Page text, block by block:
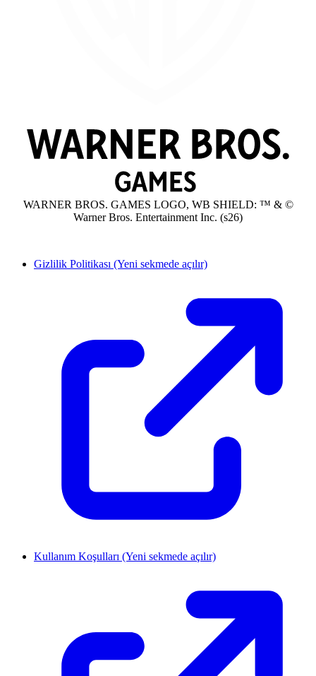
WARNER BROS. GAMES LOGO, WB SHIELD: ™ & ©
Warner Bros. Entertainment Inc. (s26)
Gizlilik Politikası (Yeni sekmede açılır)
Kullanım Koşulları (Yeni sekmede açılır)